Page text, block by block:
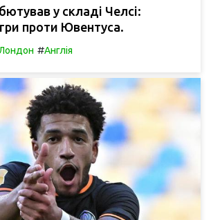
у складі Челсі:
проти Ювентуса.
#Англія